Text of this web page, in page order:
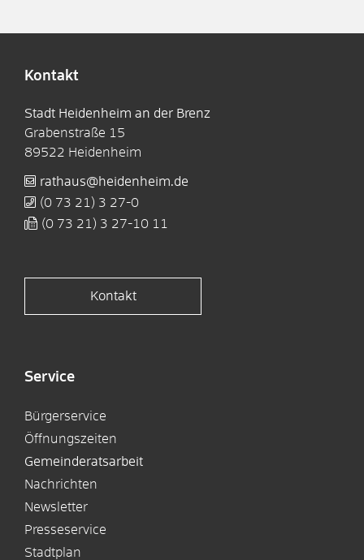
Kontakt
Stadt Heidenheim an der Brenz
Grabenstraße 15
89522 Heidenheim
rathaus@heidenheim.de
(0 73 21) 3 27-0
(0 73 21) 3 27-10 11
Kontakt
Service
Bürgerservice
Öffnungszeiten
Gemeinderatsarbeit
Nachrichten
Newsletter
Presseservice
Stadtplan